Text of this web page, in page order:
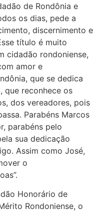
de Rondônia e
os dias, pede a
discernimento e
título é muito
cidadão rondoniense,
amor e
que se dedica
que reconhece os
dos vereadores, pois
Parabéns Marcos
parabéns pelo
sua dedicação
Assim como José,
o
Honorário de
Rondoniense, o